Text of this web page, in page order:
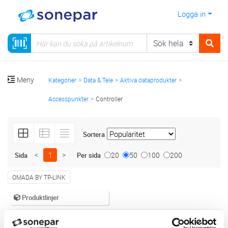
Logga in
Meny Kategorier Data & Tele Aktiva dataprodukter
Accesspunkter Controller
Sortera
Sida < 1 > Per sida 20 50 100 200
OMADA BY TP-LINK
Produktlinjer